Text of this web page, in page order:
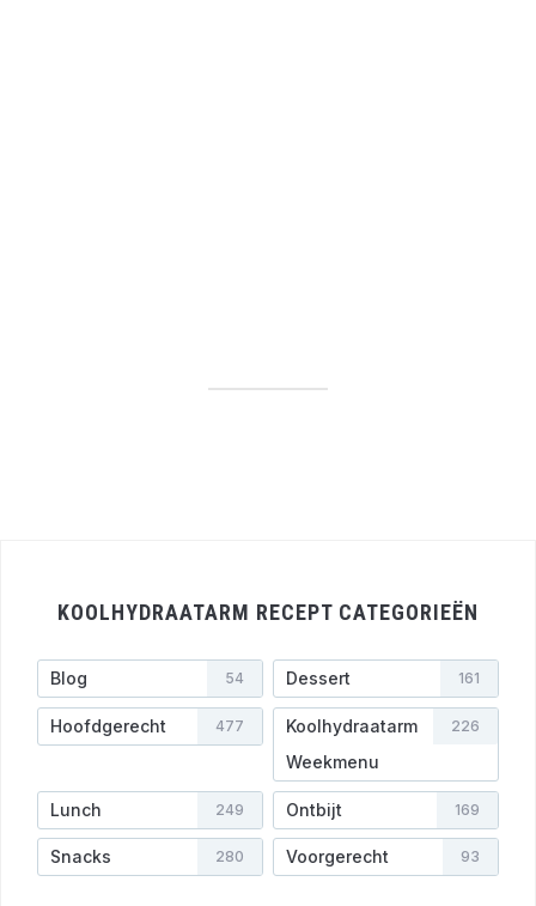
KOOLHYDRAATARM RECEPT CATEGORIEËN
Blog 54 Dessert 161
Hoofdgerecht 477
Koolhydraatarm
Weekmenu
226
Lunch 249 Ontbijt 169
Snacks 280 Voorgerecht 93